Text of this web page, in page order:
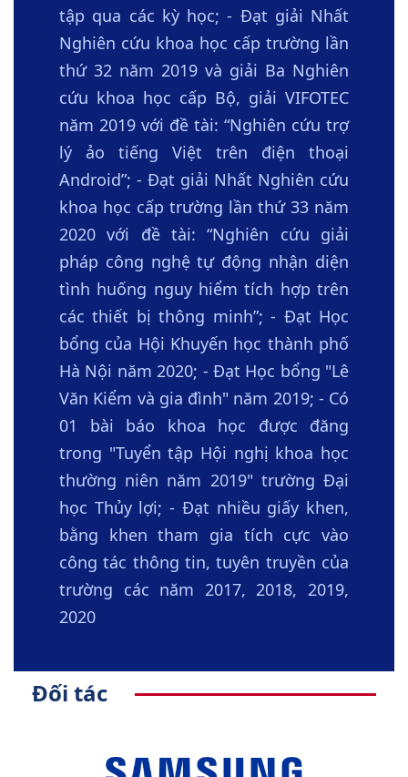
tập qua các kỳ học; - Đạt giải Nhất
Nghiên cứu khoa học cấp trường lần
thứ 32 năm 2019 và giải Ba Nghiên
cứu khoa học cấp Bộ, giải VIFOTEC
năm 2019 với đề tài: “Nghiên cứu trợ
lý ảo tiếng Việt trên điện thoại
Android”; - Đạt giải Nhất Nghiên cứu
khoa học cấp trường lần thứ 33 năm
2020 với đề tài: “Nghiên cứu giải
pháp công nghệ tự động nhận diện
tình huống nguy hiểm tích hợp trên
các thiết bị thông minh”; - Đạt Học
bổng của Hội Khuyến học thành phố
Hà Nội năm 2020; - Đạt Học bổng "Lê
Văn Kiểm và gia đình" năm 2019; - Có
01 bài báo khoa học được đăng
trong "Tuyển tập Hội nghị khoa học
thường niên năm 2019" trường Đại
học Thủy lợi; - Đạt nhiều giấy khen,
bằng khen tham gia tích cực vào
công tác thông tin, tuyên truyền của
trường các năm 2017, 2018, 2019,
2020
Đối tác